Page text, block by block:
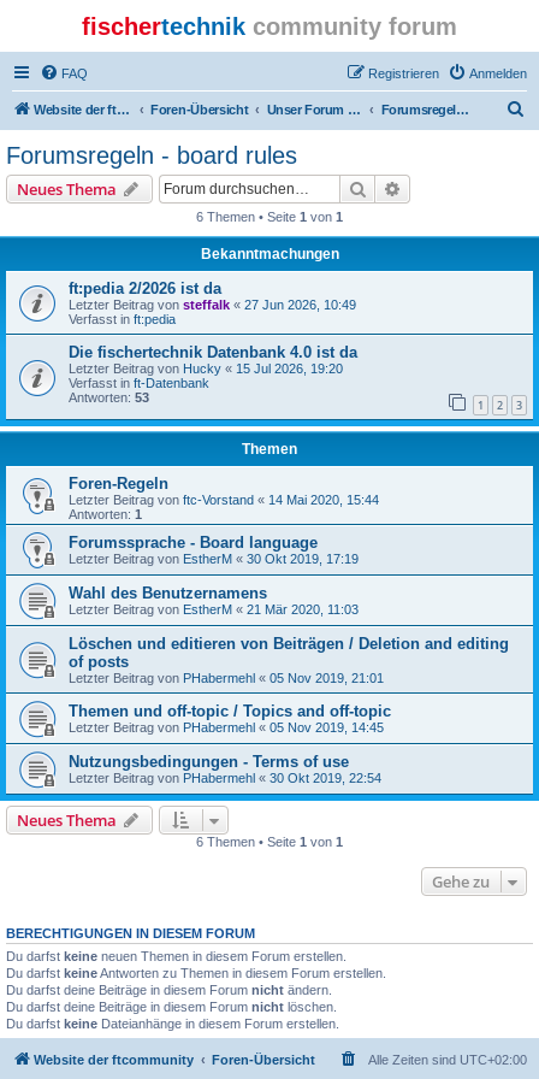
fischertechnik community forum
FAQ Anmelden
Registrieren
Website der ftcommunity Foren-Übersicht Unser Forum - our board Forumsregeln - board rules
Forumsregeln - board rules
Neues Thema Suche
6 Themen • Seite 1 von 1
Bekanntmachungen
ft:pedia 2/2026 ist da
Letzter Beitrag von steffalk « 27 Jun 2026, 10:49
Verfasst in ft:pedia
Die fischertechnik Datenbank 4.0 ist da
Letzter Beitrag von Hucky « 15 Jul 2026, 19:20
Verfasst in ft-Datenbank
Antworten: 53 1 2 3
Themen
Foren-Regeln
Letzter Beitrag von ftc-Vorstand « 14 Mai 2020, 15:44
Antworten: 1
Forumssprache - Board language
Letzter Beitrag von EstherM « 30 Okt 2019, 17:19
Wahl des Benutzernamens
Letzter Beitrag von EstherM « 21 Mär 2020, 11:03
Löschen und editieren von Beiträgen / Deletion and editing
of posts
Letzter Beitrag von PHabermehl « 05 Nov 2019, 21:01
Themen und off-topic / Topics and off-topic
Letzter Beitrag von PHabermehl « 05 Nov 2019, 14:45
Nutzungsbedingungen - Terms of use
Letzter Beitrag von PHabermehl « 30 Okt 2019, 22:54
Neues Thema
6 Themen • Seite 1 von 1
Gehe zu
BERECHTIGUNGEN IN DIESEM FORUM
Du darfst keine neuen Themen in diesem Forum erstellen.
Du darfst keineAntworten zu Themen in diesem Forum erstellen.
Du darfst deine Beiträge in diesem Forum nicht ändern.
Du darfst deine Beiträge in diesem Forum nicht löschen.
Du darfst keine Dateianhänge in diesem Forum erstellen.
Website der ftcommunity Foren-Übersicht Alle Zeiten sind UTC+02:00